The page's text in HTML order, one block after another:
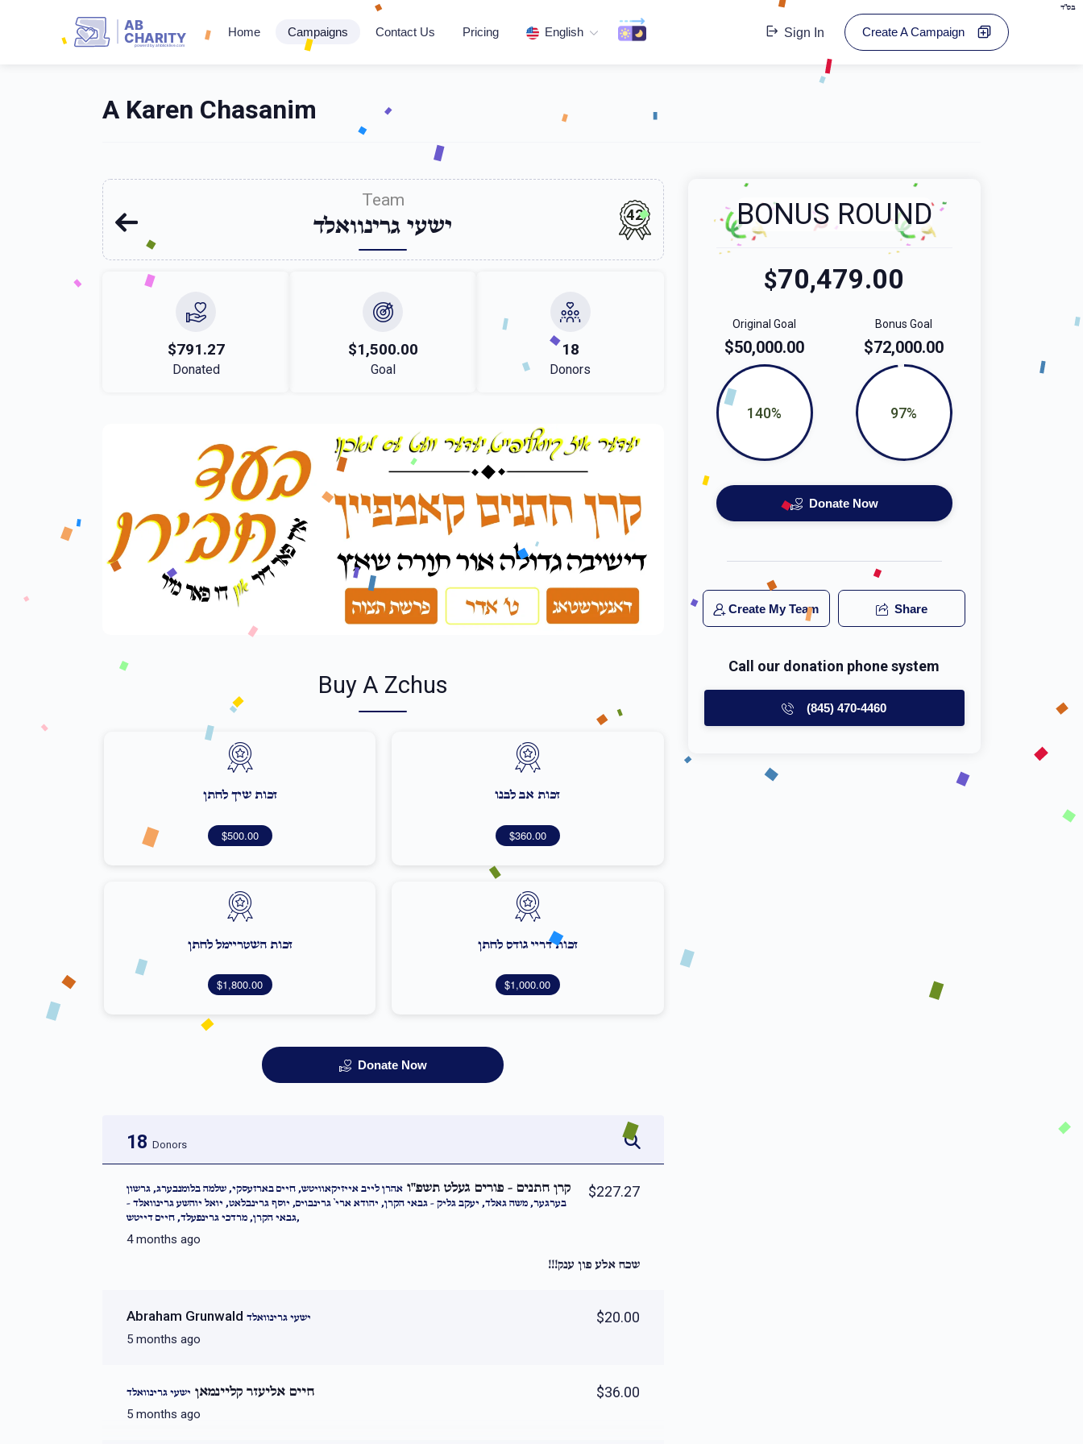
בס"ד
AB
CHARITY
powerd by ahblicklive.com
Home Campaigns Contact Us Pricing English Sign In Create A Campaign
A Karen Chasanim
Team
ישעי גרינוואלד 42
$791.27
Donated
$1,500.00
Goal
18
Donors
Buy A Zchus
זכות אב לבנו
$360.00
זכות שיך לחתן
$500.00
זכות דריי גודס לחתן
$1,000.00
זכות השטריימל לחתן
$1,800.00
Donate Now
18 Donors
קרן חתנים - פורים געלט תשפ''ו אהרן לייב אייזיקאוויטש, חיים בארזעסקי, שלמה בלומנבערג, גרשון
בערגער, משה גאלד, יעקב גליק - גבאי הקרן, יהודא ארי` גרינבוים, יוסף גרינבלאט, יואל יוהשע גרינוואלד -
גבאי הקרן, מרדכי גרינפעלד, חיים דייטש,
4 months ago
$227.27
שכח אלע פון ענק!!!
Abraham Grunwald ישעי גרינוואלד
5 months ago
$20.00
חיים אליעזר קליינמאן ישעי גרינוואלד
5 months ago
$36.00
BONUS ROUND
$70,479.00
Bonus Goal
$72,000.00
97%
Original Goal
$50,000.00
140%
Donate Now
Create My Team Share
Call our donation phone system
(845) 470-4460